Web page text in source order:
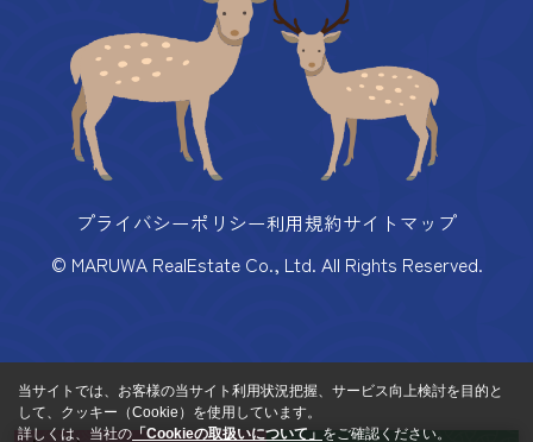
プライバシーポリシー利用規約サイトマップ
© MARUWA RealEstate Co., Ltd. All Rights Reserved.
当サイトでは、お客様の当サイト利用状況把握、サービス向上検討を目的と
して、クッキー（Cookie）を使用しています。
詳しくは、当社の 「Cookieの取扱いについて」 をご確認ください。